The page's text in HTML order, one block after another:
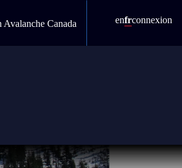
enfrconnexion
Avalanche Canada